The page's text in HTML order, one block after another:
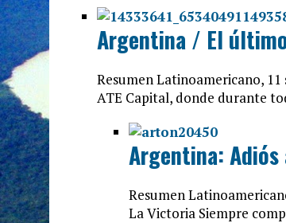
Argentina / El
Resumen Latinoamericano,
ATE Capital, donde durante
Argentina:
Resumen
La Victoria Siempre